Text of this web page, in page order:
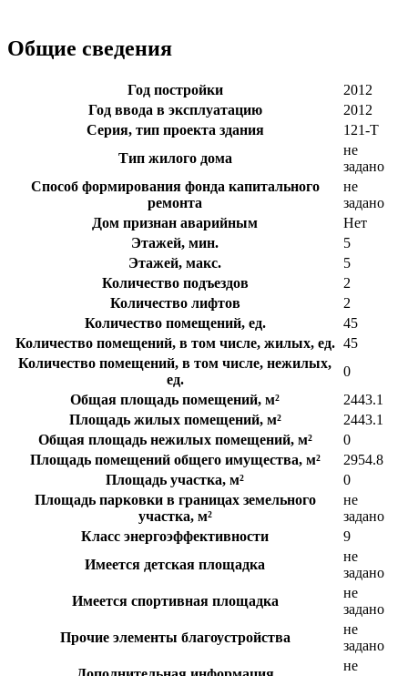
Общие сведения
Год постройки
2012
Год ввода в эксплуатацию
2012
Серия, тип проекта здания
121-Т
Тип жилого дома
не
задано
Способ формирования фонда капитального
ремонта
не
задано
Дом признан аварийным
Нет
Этажей, мин.
5
Этажей, макс.
5
Количество подъездов
2
Количество лифтов
2
Количество помещений, ед.
45
Количество помещений, в том числе, жилых, ед. 45
Количество помещений, в том числе, нежилых,
ед.
0
Общая площадь помещений, м²
2443.1
Площадь жилых помещений, м²
2443.1
Общая площадь нежилых помещений, м²
0
Площадь помещений общего имущества, м²
2954.8
Площадь участка, м²
0
Площадь парковки в границах земельного
участка, м²
не
задано
Класс энергоэффективности
9
Имеется детская площадка
не
задано
Имеется спортивная площадка
не
задано
Прочие элементы благоустройства
не
задано
не